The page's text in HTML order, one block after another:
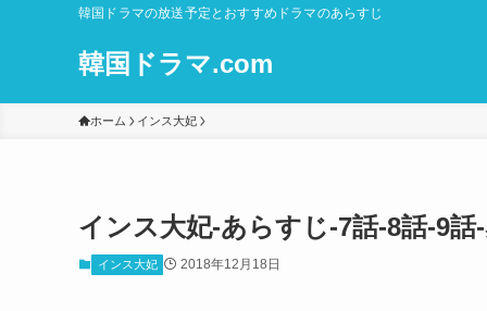
韓国ドラマの放送予定とおすすめドラマのあらすじ
韓国ドラマ.com
ホーム インス大妃
インス大妃-あらすじ-7話-8話-9
インス大妃 2018年12月18日